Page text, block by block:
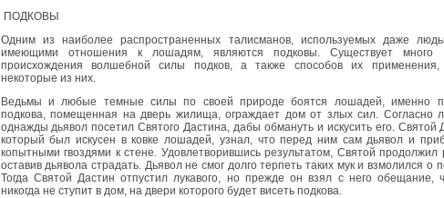
ПОДКОВЫ
Одним из наиболее распространенных талисманов, используемых даже
имеющими отношения к лошадям, являются подковы. Существует много
происхождения волшебной силы подков, а также способов их
некоторые из них.
Ведьмы и любые темные силы по своей природе боятся лошадей, именно
подкова, помещенная на дверь жилища, ограждает дом от злых сил. Согласно
однажды дьявол посетил Святого Дастина, дабы обмануть и искусить его. Святой
который был искусен в ковке лошадей, узнал, что перед ним сам дьявол и
копытными гвоздями к стене. Удовлетворившись результатом, Святой продолжил
оставив дьявола страдать. Дьявол не смог долго терпеть таких мук и взмолился о
Тогда Святой Дастин отпустил лукавого, но прежде он взял с него обещание,
никогда не ступит в дом, на двери которого будет висеть подкова.